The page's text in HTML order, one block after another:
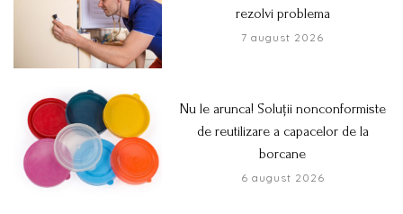
rezolvi problema
7 august 2026
Nu le arunca! Soluții nonconformiste
de reutilizare a capacelor de la
borcane
6 august 2026